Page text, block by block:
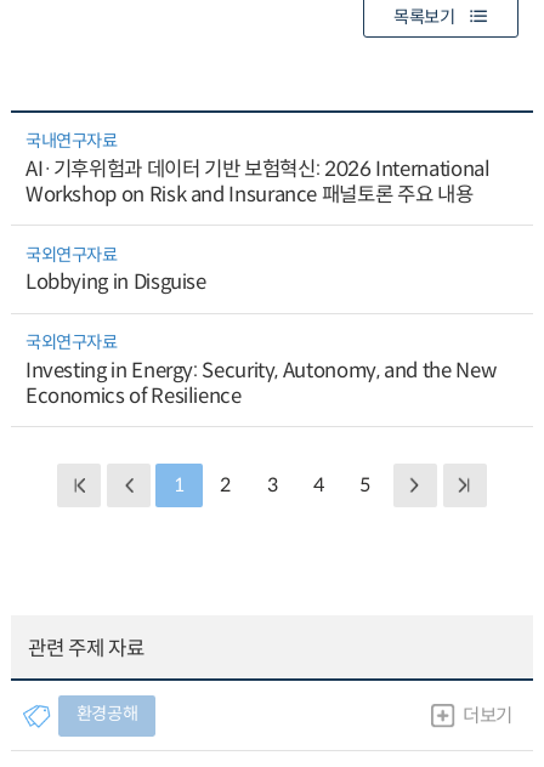
목록보기
국내연구자료
AI·기후위험과 데이터 기반 보험혁신: 2026 International
Workshop on Risk and Insurance 패널토론 주요 내용
국외연구자료
Lobbying in Disguise
국외연구자료
Investing in Energy: Security, Autonomy, and the New
Economics of Resilience
1 2 3 4 5
관련 주제 자료
환경공해 더보기